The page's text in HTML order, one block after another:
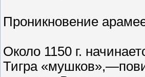
Проникновение
Около 1150 г.
Тигра